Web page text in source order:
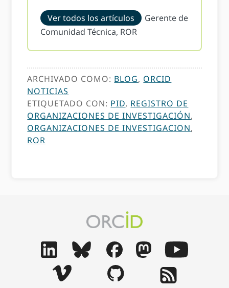
Ver todos los artículos
Gerente de
Comunidad Técnica, ROR
ARCHIVADO COMO: BLOG, ORCID
NOTICIAS
ETIQUETADO CON: PID, REGISTRO DE
ORGANIZACIONES DE INVESTIGACIÓN,
ORGANIZACIONES DE INVESTIGACION,
ROR